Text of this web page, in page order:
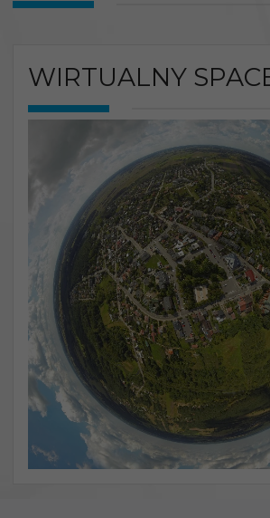
WIRTUALNY